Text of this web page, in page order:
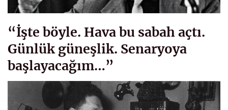
“İşte böyle. Hava bu sabah açtı.
Günlük güneşlik. Senaryoya
başlayacağım…”